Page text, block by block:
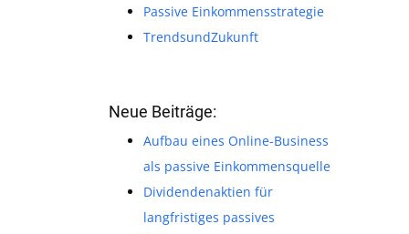
Passive Einkommensstrategie
TrendsundZukunft
Neue Beiträge:
Aufbau eines Online-Business
als passive Einkommensquelle
Dividendenaktien für
langfristiges passives